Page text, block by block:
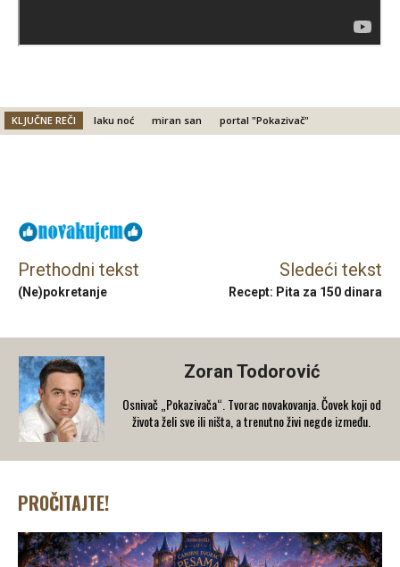
KLJUČNE REČI laku noć miran san portal "Pokazivač"
Prethodni tekst
(Ne)pokretanje
Sledeći tekst
Recept: Pita za 150 dinara
Zoran Todorović
Osnivač „Pokazivača“. Tvorac novakovanja. Čovek koji od
života želi sve ili ništa, a trenutno živi negde između.
PROČITAJTE!